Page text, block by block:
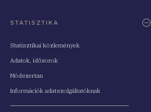
STATISZTIKA
Statisztikai közlemények
Adatok, idősorok
Módszertan
Információk adatszolgáltatóknak